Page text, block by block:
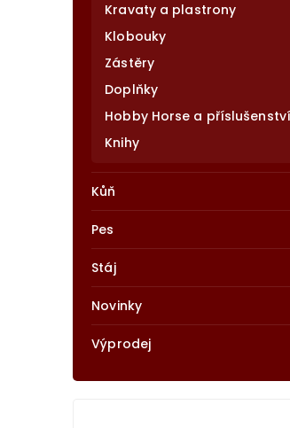
Kravaty a plastrony
Klobouky
Zástěry
Doplňky
Hobby Horse a příslušenství
Knihy
Kůň
Pes
Stáj
Novinky
Výprodej